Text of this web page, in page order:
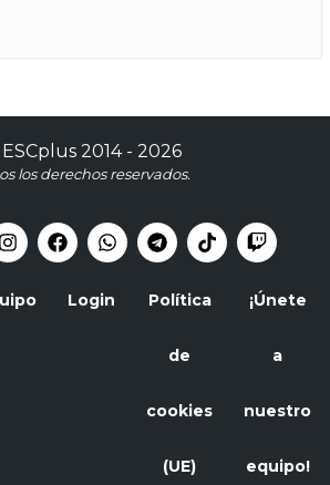
ESCplus2014 - 2026
los derechos reservados.
Login Política
de
cookies
(UE)
¡Únete
a
nuestro
equipo!